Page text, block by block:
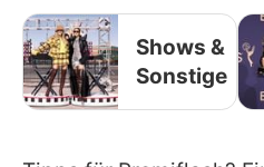
Shows &
Sonstige